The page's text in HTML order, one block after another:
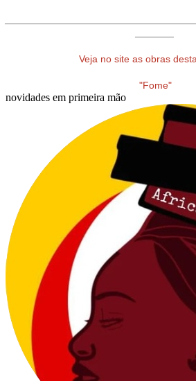
Veja no site as obras
"Fome"
novidades em primeira mão